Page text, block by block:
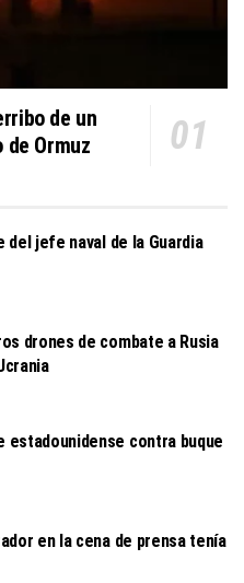
de un
Ormuz
jefe naval de la Guardia
drones de combate a Rusia
estadounidense contra buque
en la cena de prensa tenía